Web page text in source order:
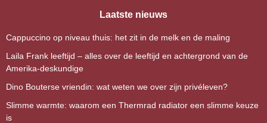
Laatste nieuws
Cappuccino op niveau thuis: het zit in de melk en de maling
Laila Frank leeftijd – alles over de leeftijd en achtergrond van de
Amerika-deskundige
Dino Bouterse vriendin: wat weten we over zijn privéleven?
Slimme warmte: waarom een Thermrad radiator een slimme keuze
is